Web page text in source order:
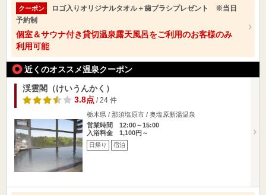
クーポン
ロゴ入りオリジナルタオル＋歯ブラシプレゼント ※当日
予約制
個室＆サウナ付き貸切温泉露天風呂をご利用のお客様のみ
利用可能
近くのオススメ温泉クーポン
渓雲閣（けいうんかく）
3.8点/ 24 件
栃木県 / 那須塩原市 / 奥塩原新湯温泉
営業時間 12:00～15:00
入浴料金 1,100円～
日帰り 宿泊